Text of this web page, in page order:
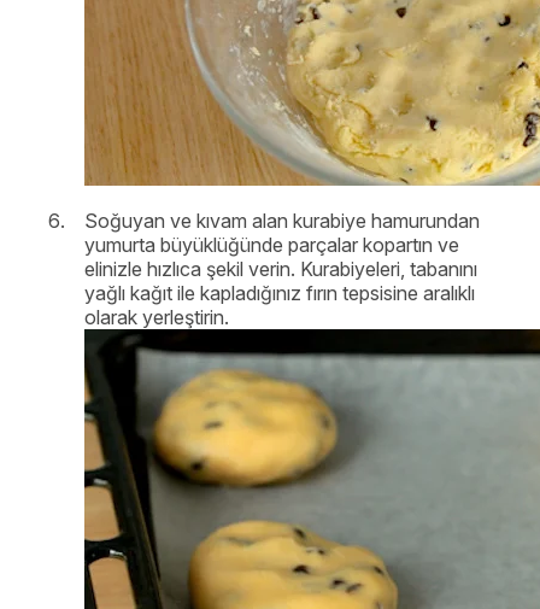
Soğuyan ve kıvam alan kurabiye hamurundan
yumurta büyüklüğünde parçalar kopartın ve
elinizle hızlıca şekil verin. Kurabiyeleri, tabanını
yağlı kağıt ile kapladığınız fırın tepsisine aralıklı
olarak yerleştirin.